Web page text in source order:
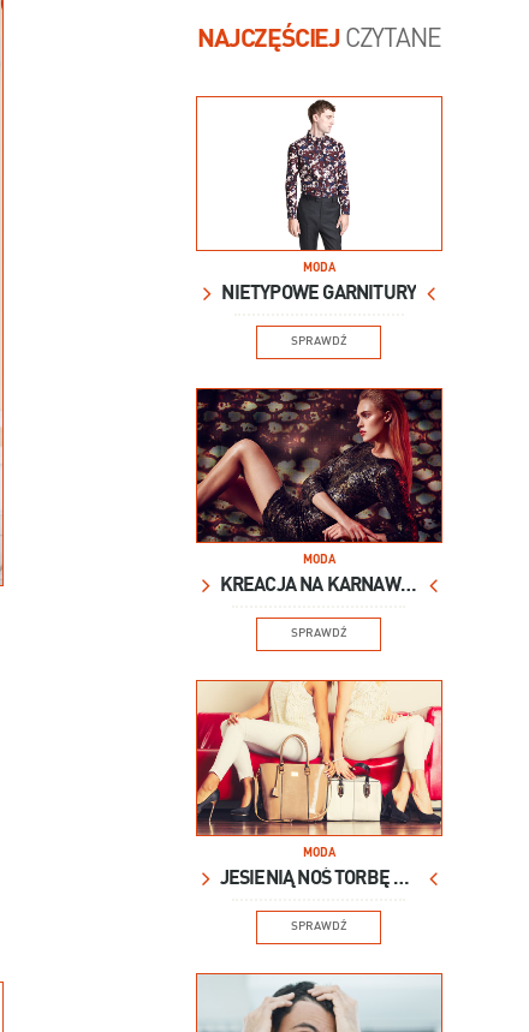
NAJCZĘŚCIEJCZYTANE
MODA
NIETYPOWE GARNITURY
SPRAWDŹ
MODA
KREACJA NA KARNAWAŁ
SPRAWDŹ
MODA
JESIENIĄ NOŚ TORBĘ XXL
SPRAWDŹ